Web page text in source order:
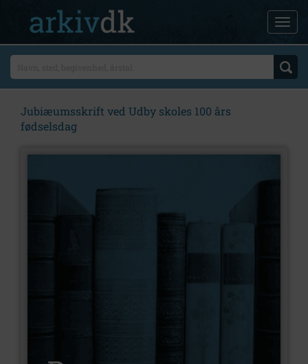
Jubiæumsskrift ved Udby skoles 100 års
fødselsdag